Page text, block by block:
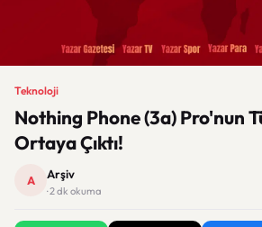
Teknoloji
Nothing Phone (3a) Pro'nun
Ortaya Çıktı!
A Arşiv
· 2 dk okuma